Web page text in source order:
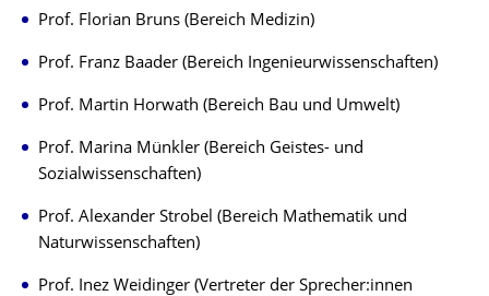
Prof. Florian Bruns (Bereich Medizin)
Prof. Franz Baader (Bereich Ingenieurwissenschaften)
Prof. Martin Horwath (Bereich Bau und Umwelt)
Prof. Marina Münkler (Bereich Geistes- und
Sozialwissenschaften)
Prof. Alexander Strobel (Bereich Mathematik und
Naturwissenschaften)
Prof. Inez Weidinger (Vertreter der Sprecher:innen